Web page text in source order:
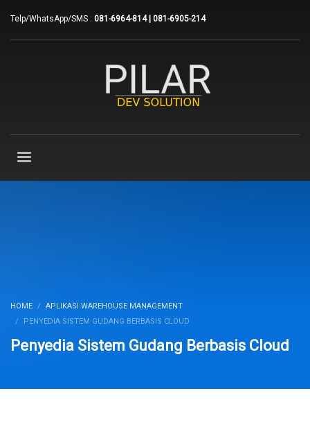
Telp/WhatsApp/SMS : 081-6964-814 | 081-6905-214
HOME
APLIKASI WAREHOUSE MANAGEMENT
PENYEDIA SISTEM GUDANG BERBASIS CLOUD
Penyedia Sistem Gudang Berbasis Cloud